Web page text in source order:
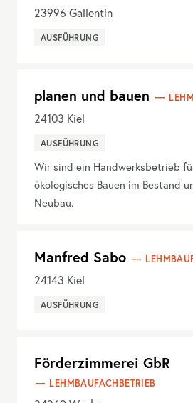
23996 Gallentin
AUSFÜHRUNG
planen und bauen
24103 Kiel
AUSFÜHRUNG
Wir sind ein Handwerksbetrieb
ökologisches Bauen im Bestand
Neubau.
Manfred Sabo
24143 Kiel
AUSFÜHRUNG
Förderzimmerei GbR
LEHMBAUFACHBETRIEB